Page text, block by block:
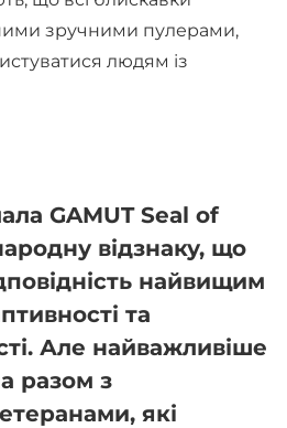
зручними пулерами,
людям із
GAMUT Seal of
відзнаку, що
найвищим
та
Але найважливіше
разом з
які